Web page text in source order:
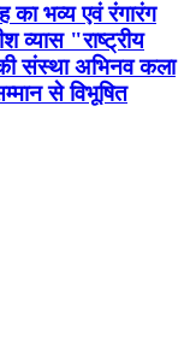
का भव्य एवं रंगारंग
व्यास "राष्ट्रीय
संस्था अभिनव कला
से विभूषित